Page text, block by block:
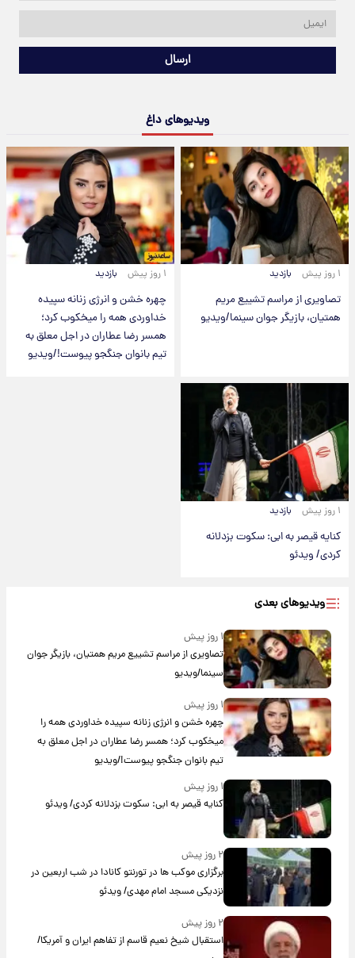
ارسال
ویدیوهای داغ
۱ روز پیش بازدید
تصاویری از مراسم تشییع مریم
همتیان، بازیگر جوان سینما/ویدیو
۱ روز پیش بازدید
چهره خشن و انرژی زنانه سپیده
خداوردی همه را میخکوب کرد؛
همسر رضا عطاران در اجل معلق به
تیم بانوان جنگجو پیوست!/ویدیو
۱ روز پیش بازدید
کنایه قیصر به ابی: سکوت بزدلانه
کردی/ ویدئو
ویدیوهای بعدی
۱ روز پیش
تصاویری از مراسم تشییع مریم همتیان، بازیگر جوان
سینما/ویدیو
۱ روز پیش
چهره خشن و انرژی زنانه سپیده خداوردی همه را
میخکوب کرد؛ همسر رضا عطاران در اجل معلق به
تیم بانوان جنگجو پیوست!/ویدیو
۱ روز پیش
کنایه قیصر به ابی: سکوت بزدلانه کردی/ ویدئو
۲ روز پیش
برگزاری موکب ها در تورنتو کانادا در شب اربعین در
نزدیکی مسجد امام مهدی/ ویدئو
۲ روز پیش
استقبال شیخ نعیم قاسم از تفاهم ایران و آمریکا/